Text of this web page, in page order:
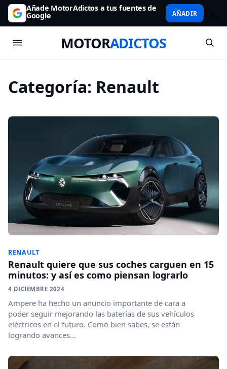
Añade MotorAdictos a tus fuentes de
Google AÑADIR
MOTORADICTOS
Categoría: Renault
RENAULT
Renault quiere que sus coches carguen en 15
minutos: y así es como piensan lograrlo
4 DICIEMBRE 2024
Ampere ha hecho un anuncio importante de cara a
poder seguir mejorando las baterías de sus vehículos
eléctricos en el futuro. Como bien sabes, se están
logrando avances...